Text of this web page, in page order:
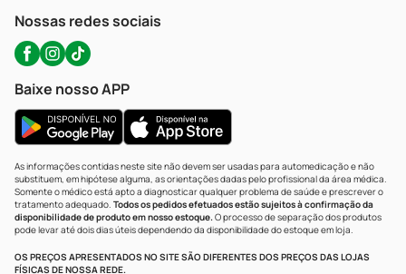
Nossas redes sociais
Baixe nosso APP
As informações contidas neste site não devem ser usadas para automedicação e não
substituem, em hipótese alguma, as orientações dadas pelo profissional da área médica.
Somente o médico está apto a diagnosticar qualquer problema de saúde e prescrever o
tratamento adequado. Todos os pedidos efetuados estão sujeitos à confirmação da
disponibilidade de produto em nosso estoque.O processo de separação dos produtos
pode levar até dois dias úteis dependendo da disponibilidade do estoque em loja.
OS PREÇOS APRESENTADOS NO SITE SÃO DIFERENTES DOS PREÇOS DAS LOJAS
FÍSICAS DE NOSSA REDE.